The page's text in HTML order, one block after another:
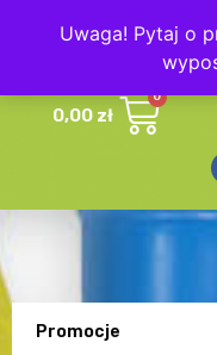
Uwaga! Pytaj o
0,00 zł
Promocje